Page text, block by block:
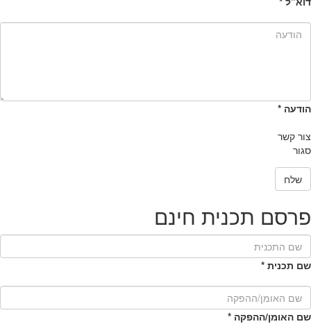
הודעה *
צור קשר
סגור
שלח
פרסם תכנית חינם
שם תכנית *
שם האומן/ההפקה *